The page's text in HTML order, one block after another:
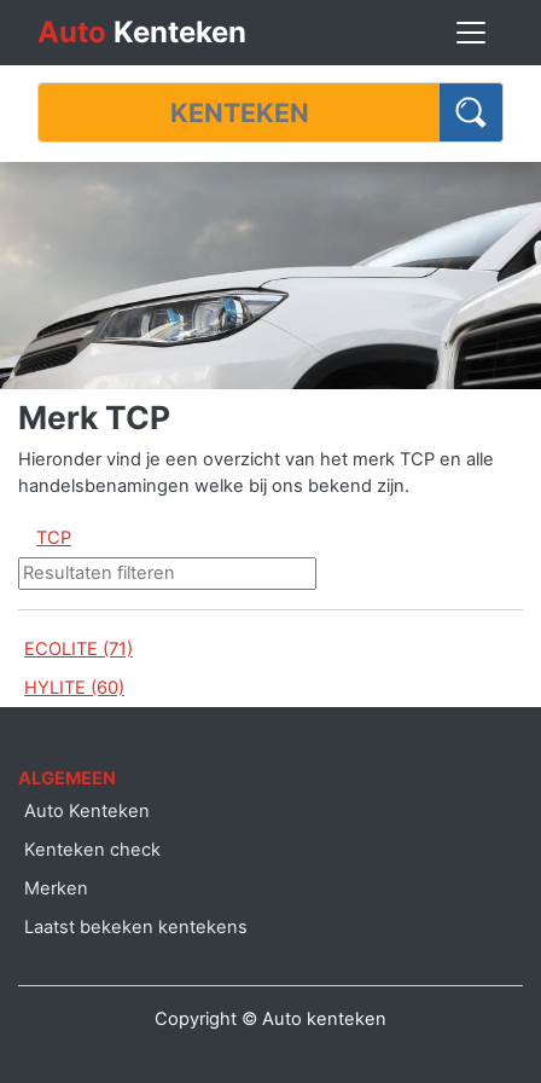
Auto Kenteken
Merk TCP
Hieronder vind je een overzicht van het merk TCP en alle
handelsbenamingen welke bij ons bekend zijn.
TCP
ECOLITE (71)
HYLITE (60)
ALGEMEEN
Auto Kenteken
Kenteken check
Merken
Laatst bekeken kentekens
Copyright © Auto kenteken